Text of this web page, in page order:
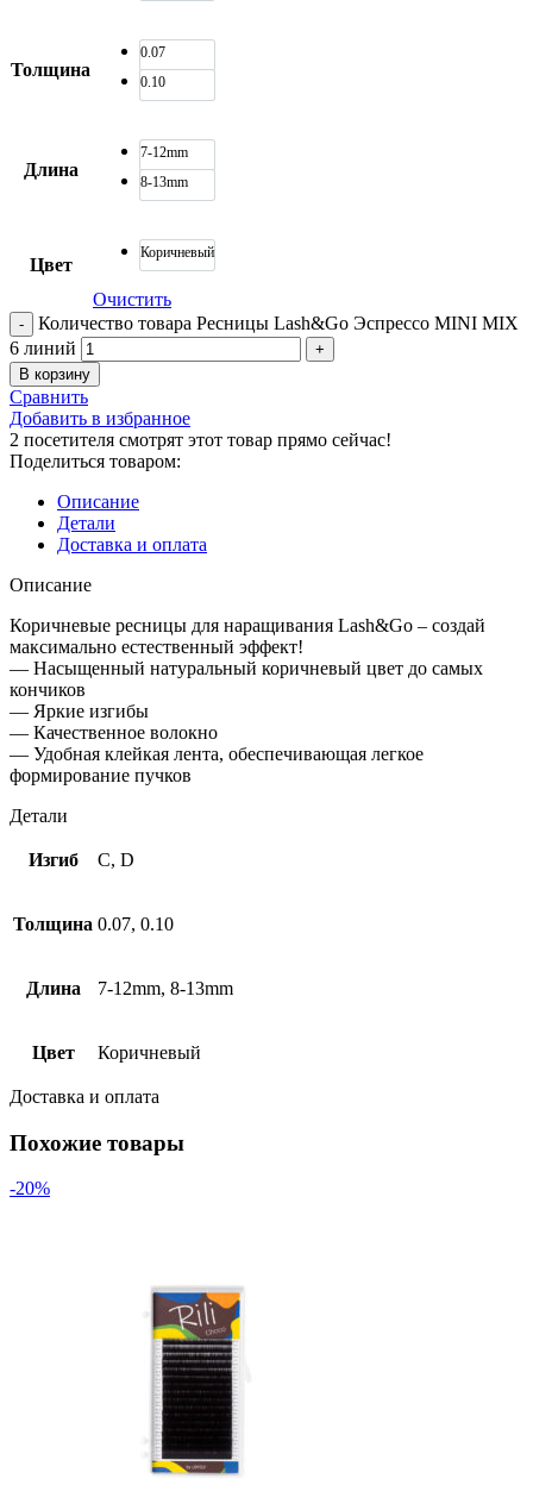
Толщина
0.07
0.10
Длина
7-12mm
8-13mm
Цвет
Коричневый
Очистить
Количество товара Ресницы Lash&Go Эспрессо MINI MIX
6 линий
В корзину
Сравнить
Добавить в избранное
2 посетителя смотрят этот товар прямо сейчас!
Поделиться товаром:
Описание
Детали
Доставка и оплата
Описание
Коричневые ресницы для наращивания Lash&Go – создай
максимально естественный эффект!
— Насыщенный натуральный коричневый цвет до самых
кончиков
— Яркие изгибы
— Качественное волокно
— Удобная клейкая лента, обеспечивающая легкое
формирование пучков
Детали
Изгиб C, D
Толщина 0.07, 0.10
Длина 7-12mm, 8-13mm
Цвет Коричневый
Доставка и оплата
Похожие товары
-20%